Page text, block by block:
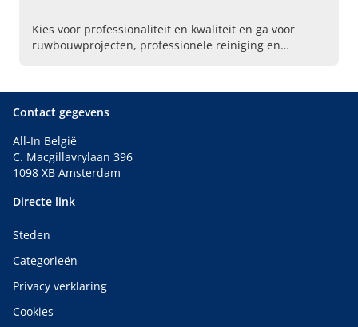
Kies voor professionaliteit en kwaliteit en ga voor
ruwbouwprojecten, professionele reiniging en
Contact gegevens
All-In België
C. Macgillavrylaan 396
1098 XB Amsterdam
Directe link
Steden
Categorieën
Privacy verklaring
Cookies